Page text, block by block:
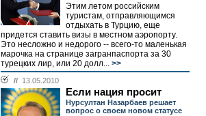
Этим летом российским
туристам, отправляющимся
отдыхать в Турцию, еще
придется ставить визы в местном аэропорту.
Это несложно и недорого -- всего-то маленькая
марочка на странице загранпаспорта за 30
турецких лир, или 20 долл... >>
// 13.05.2010
Если нация просит
Нурсултан Назарбаев решает
вопрос о своем новом статусе